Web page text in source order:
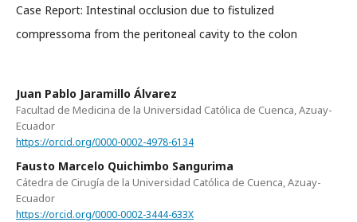
Case Report: Intestinal occlusion due to fistulized
compressoma from the peritoneal cavity to the colon
Juan Pablo Jaramillo Álvarez
Facultad de Medicina de la Universidad Católica de Cuenca, Azuay-
Ecuador
https://orcid.org/0000-0002-4978-6134
Fausto Marcelo Quichimbo Sangurima
Cátedra de Cirugía de la Universidad Católica de Cuenca, Azuay-
Ecuador
https://orcid.org/0000-0002-3444-633X